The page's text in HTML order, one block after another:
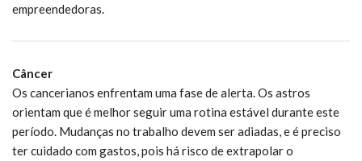
empreendedoras.
Câncer
Os cancerianos enfrentam uma fase de alerta. Os astros
orientam que é melhor seguir uma rotina estável durante este
período. Mudanças no trabalho devem ser adiadas, e é preciso
ter cuidado com gastos, pois há risco de extrapolar o